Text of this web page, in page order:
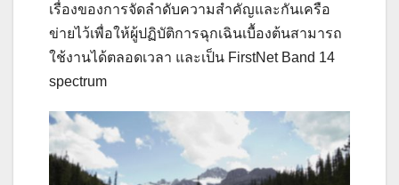
เรื่องของการจัดลำดับความสำคัญและกันเครือ
ข่ายไว้เพื่อให้ผู้ปฏิบัติการฉุกเฉินเบื้องต้นสามารถ
ใช้งานได้ตลอดเวลา และเป็น FirstNet Band 14
spectrum